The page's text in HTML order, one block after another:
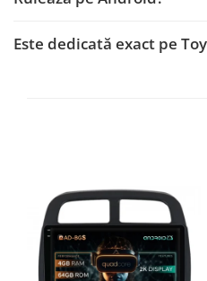
Este dedicată exact pe